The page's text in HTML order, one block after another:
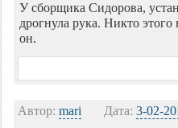
У сборщика Сидорова,
дрогнула рука. Никто этого
он.
Автор: mari Дата: 3-02-